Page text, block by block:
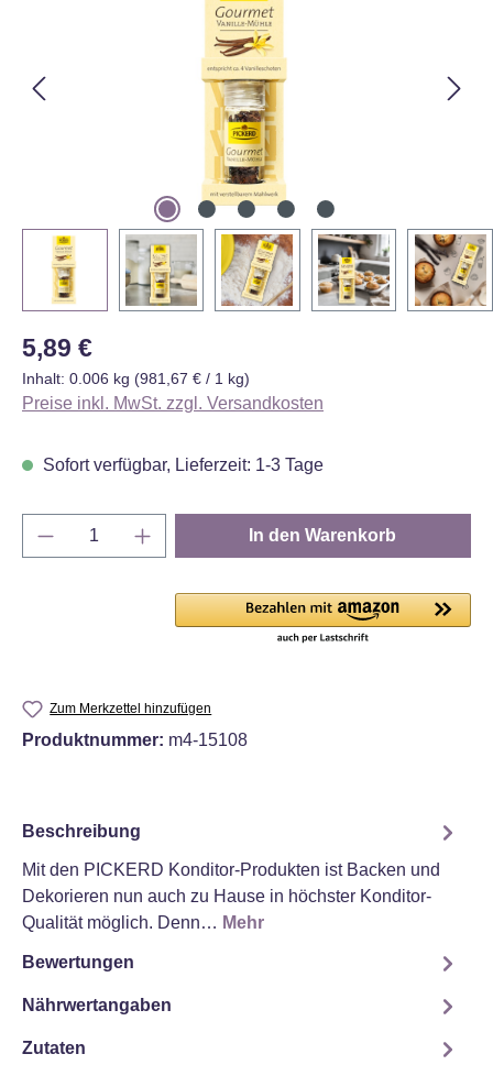
Regulärer Preis:
5,89 €
Inhalt: 0.006 kg (981,67 € / 1 kg)
Preise inkl. MwSt. zzgl. Versandkosten
Sofort verfügbar, Lieferzeit: 1-3 Tage
Produkt Anzahl: Gib den gewünschten
In den Warenkorb
Zum Merkzettel hinzufügen
Produktnummer: m4-15108
Beschreibung
Mit den PICKERD Konditor-Produkten ist Backen und
Dekorieren nun auch zu Hause in höchster Konditor-
Qualität möglich. Denn… Mehr
Bewertungen
Nährwertangaben
Zutaten